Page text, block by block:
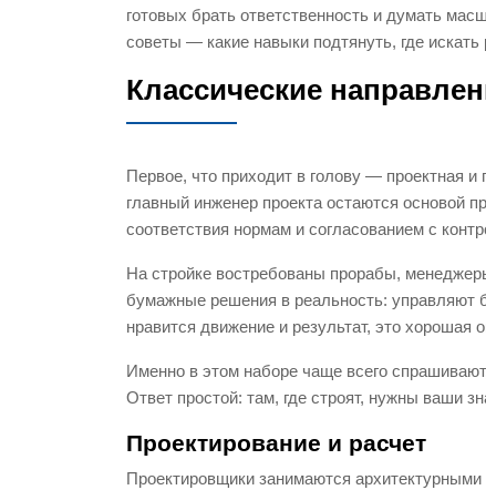
готовых брать ответственность и думать
советы — какие навыки подтянуть, где
Классические
Первое, что приходит в голову — проектная
главный инженер проекта остаются основой
соответствия нормам и согласованием с
На стройке востребованы прорабы,
бумажные решения в реальность: управляют
нравится движение и результат, это хорошая
Именно в этом наборе чаще всего
Ответ простой: там, где строят, нужны ваши
Проектирование и расчет
Проектировщики занимаются